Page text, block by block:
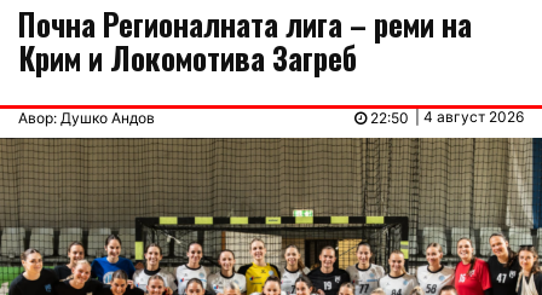
Почна Регионалната лига – реми на
Крим и Локомотива Загреб
Авор: Душко Андов | 4 август 2026
22:50